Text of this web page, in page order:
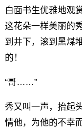
白面书生优雅地观
这花朵一样美丽的
到井下，滚到黑煤
的！
“哥……”
秀又叫一声，抬起
情他，为他的不幸